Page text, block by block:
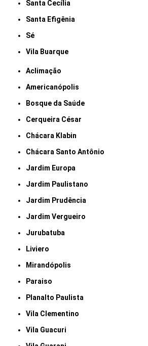
Santa Cecília
Santa Efigênia
Sé
Vila Buarque
Aclimação
Americanópolis
Bosque da Saúde
Cerqueira César
Chácara Klabin
Chácara Santo Antônio
Jardim Europa
Jardim Paulistano
Jardim Prudência
Jardim Vergueiro
Jurubatuba
Liviero
Mirandópolis
Paraiso
Planalto Paulista
Vila Clementino
Vila Guacuri